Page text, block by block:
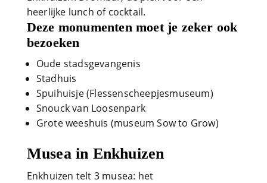
heerlijke lunch of cocktail.
Deze monumenten moet je zeker ook
bezoeken
Oude stadsgevangenis
Stadhuis
Spuihuisje (Flessenscheepjesmuseum)
Snouck van Loosenpark
Grote weeshuis (museum Sow to Grow)
Musea in Enkhuizen
Enkhuizen telt 3 musea: het